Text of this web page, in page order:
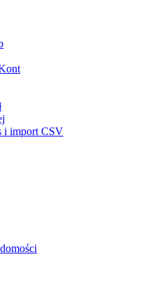
i import CSV